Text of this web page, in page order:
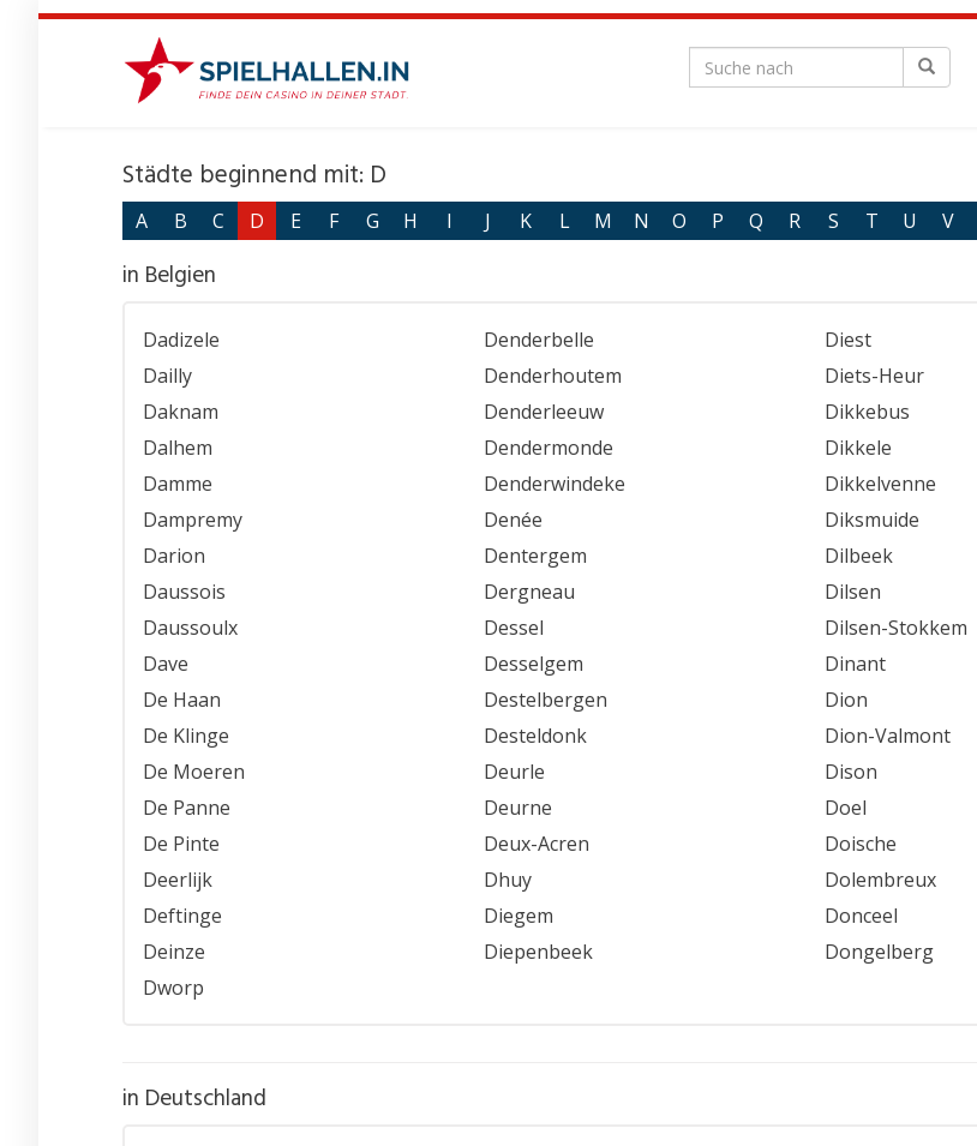
Städte beginnend mit: D
A B C D E F G H I J K L M N O P Q R S T U V
in Belgien
Dadizele
Dailly
Daknam
Dalhem
Damme
Dampremy
Darion
Daussois
Daussoulx
Dave
De Haan
De Klinge
De Moeren
De Panne
De Pinte
Deerlijk
Deftinge
Deinze
Denderbelle
Denderhoutem
Denderleeuw
Dendermonde
Denderwindeke
Denée
Dentergem
Dergneau
Dessel
Desselgem
Destelbergen
Desteldonk
Deurle
Deurne
Deux-Acren
Dhuy
Diegem
Diepenbeek
Diest
Diets-Heur
Dikkebus
Dikkele
Dikkelvenne
Diksmuide
Dilbeek
Dilsen
Dilsen-Stokkem
Dinant
Dion
Dion-Valmont
Dison
Doel
Doische
Dolembreux
Donceel
Dongelberg
Dworp
in Deutschland